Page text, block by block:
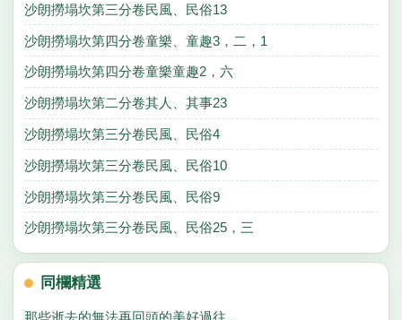
沙朗撈塌坎第三分卷民風、民俗13
沙朗撈塌坎第四分卷童樂、童趣3，二，1
沙朗撈塌坎第四分卷童樂童趣2，六
沙朗撈塌坎第二分卷其人、其事23
沙朗撈塌坎第三分卷民風、民俗4
沙朗撈塌坎第三分卷民風、民俗10
沙朗撈塌坎第三分卷民風、民俗9
沙朗撈塌坎第三分卷民風、民俗25，三
同欄精選